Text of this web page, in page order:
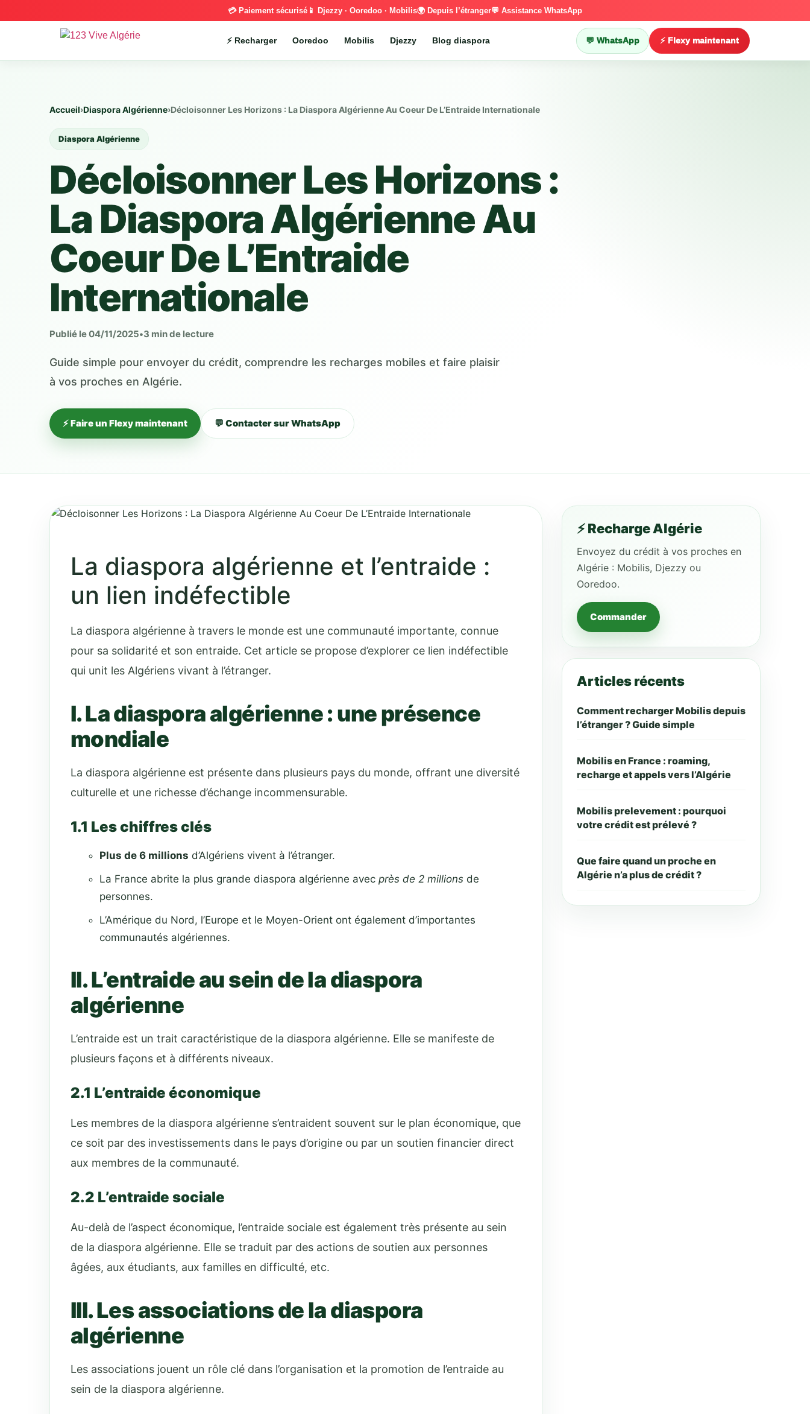
💳 Paiement sécurisé 📱 Djezzy · Ooredoo · Mobilis🌍 Depuis l’étranger💬 Assistance WhatsApp
⚡ Recharger Ooredoo Mobilis Djezzy Blog diaspora 💬 WhatsApp ⚡ Flexy maintenant
Accueil›Diaspora Algérienne›Décloisonner Les Horizons : La Diaspora Algérienne Au Coeur De L’Entraide Internationale
Diaspora Algérienne
Décloisonner Les Horizons :
La Diaspora Algérienne Au
Coeur De L’Entraide
Internationale
Publié le 04/11/2025•3 min de lecture
Guide simple pour envoyer du crédit, comprendre les recharges mobiles et faire plaisir
à vos proches en Algérie.
⚡ Faire un Flexy maintenant 💬 Contacter sur WhatsApp
La diaspora algérienne et l’entraide :
un lien indéfectible
La diaspora algérienne à travers le monde est une communauté importante, connue
pour sa solidarité et son entraide. Cet article se propose d’explorer ce lien indéfectible
qui unit les Algériens vivant à l’étranger.
I. La diaspora algérienne : une présence
mondiale
La diaspora algérienne est présente dans plusieurs pays du monde, offrant une diversité
culturelle et une richesse d’échange incommensurable.
1.1 Les chiffres clés
Plus de 6 millions d’Algériens vivent à l’étranger.
La France abrite la plus grande diaspora algérienne avec près de 2 millions de
personnes.
L’Amérique du Nord, l’Europe et le Moyen-Orient ont également d’importantes
communautés algériennes.
II. L’entraide au sein de la diaspora
algérienne
L’entraide est un trait caractéristique de la diaspora algérienne. Elle se manifeste de
plusieurs façons et à différents niveaux.
2.1 L’entraide économique
Les membres de la diaspora algérienne s’entraident souvent sur le plan économique, que
ce soit par des investissements dans le pays d’origine ou par un soutien financier direct
aux membres de la communauté.
2.2 L’entraide sociale
Au-delà de l’aspect économique, l’entraide sociale est également très présente au sein
de la diaspora algérienne. Elle se traduit par des actions de soutien aux personnes
âgées, aux étudiants, aux familles en difficulté, etc.
III. Les associations de la diaspora
algérienne
Les associations jouent un rôle clé dans l’organisation et la promotion de l’entraide au
sein de la diaspora algérienne.
⚡ Recharge Algérie
Envoyez du crédit à vos proches en
Algérie : Mobilis, Djezzy ou
Ooredoo.
Commander
Articles récents
Comment recharger Mobilis depuis
l’étranger ? Guide simple
Mobilis en France : roaming,
recharge et appels vers l’Algérie
Mobilis prelevement : pourquoi
votre crédit est prélevé ?
Que faire quand un proche en
Algérie n’a plus de crédit ?